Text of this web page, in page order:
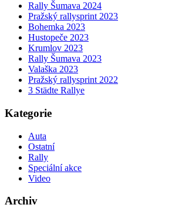
Rally Šumava 2024
Pražský rallysprint 2023
Bohemka 2023
Hustopeče 2023
Krumlov 2023
Rally Šumava 2023
Valaška 2023
Pražský rallysprint 2022
3 Städte Rallye
Kategorie
Auta
Ostatní
Rally
Speciální akce
Video
Archiv